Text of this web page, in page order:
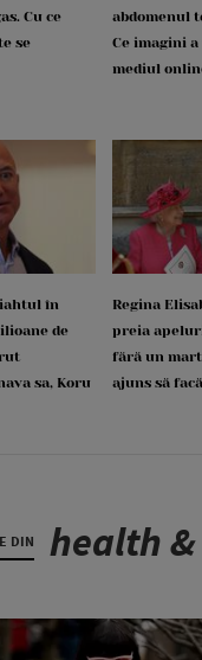
Cu ce
se
abdomenul
Ce imagini
mediul
în
de
sa, Koru
Regina
preia
fără un
ajuns să
DIN health